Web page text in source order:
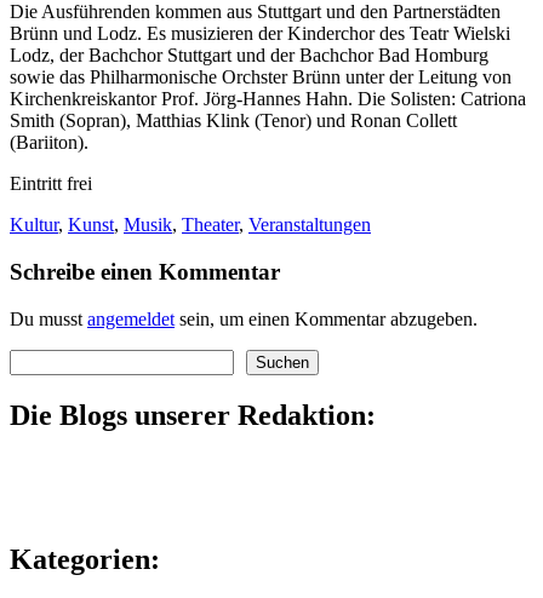
Die Ausführenden kommen aus Stuttgart und den Partnerstädten
Brünn und Lodz. Es musizieren der Kinderchor des Teatr Wielski
Lodz, der Bachchor Stuttgart und der Bachchor Bad Homburg
sowie das Philharmonische Orchster Brünn unter der Leitung von
Kirchenkreiskantor Prof. Jörg-Hannes Hahn. Die Solisten: Catriona
Smith (Sopran), Matthias Klink (Tenor) und Ronan Collett
(Bariiton).
Eintritt frei
Kultur, Kunst, Musik, Theater, Veranstaltungen
Schreibe einen Kommentar
Du musst angemeldet sein, um einen Kommentar abzugeben.
Suchen
Die Blogs unserer Redaktion:
Kategorien: